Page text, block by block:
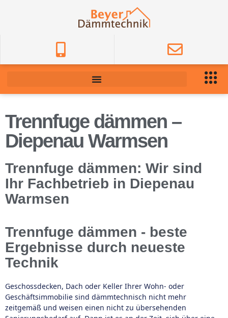
Trennfuge dämmen –
Diepenau Warmsen
Trennfuge dämmen: Wir sind
Ihr Fachbetrieb in Diepenau
Warmsen
Trennfuge dämmen - beste
Ergebnisse durch neueste
Technik
Geschossdecken, Dach oder Keller Ihrer Wohn- oder
Geschäftsimmobilie sind dämmtechnisch nicht mehr
zeitgemäß und weisen einen nicht zu übersehenden